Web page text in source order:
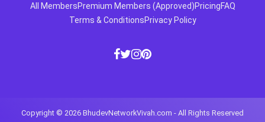
All MembersPremium Members (Approved)PricingFAQ
Terms & ConditionsPrivacy Policy
Copyright © 2026 BhudevNetworkVivah.com - All Rights Reserved